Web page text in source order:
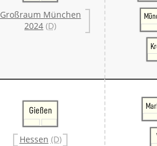
Großraum München
2024 (D)
Gießen
Hessen (D)